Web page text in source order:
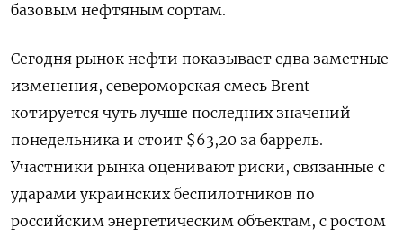
базовым нефтяным сортам.
Сегодня рынок нефти показывает едва заметные
изменения, североморская смесь Brent
котируется чуть лучше последних значений
понедельника и стоит $63,20 за баррель.
Участники рынка оценивают риски, связанные с
ударами украинских беспилотников по
российским энергетическим объектам, с ростом